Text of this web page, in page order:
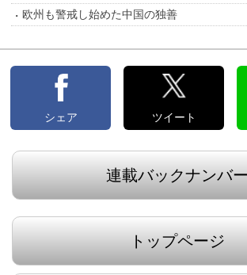
欧州も警戒し始めた中国の独善
シェア ツイート
連載バックナンバー
トップページ